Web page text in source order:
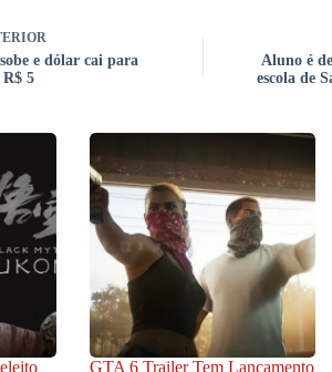
e dólar cai para
R$ 5
Aluno é
escola de
GTA 6 Trailer Tem Lançamento